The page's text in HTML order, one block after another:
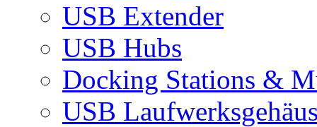
USB Extender
USB Hubs
Docking Stations &
USB